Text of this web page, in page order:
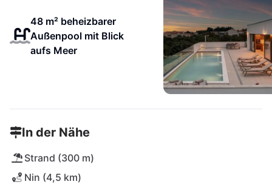
48 m² beheizbarer
Außenpool mit Blick
aufs Meer
In der Nähe
Strand (300 m)
Nin (4,5 km)